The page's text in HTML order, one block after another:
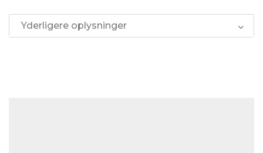
Yderligere oplysninger